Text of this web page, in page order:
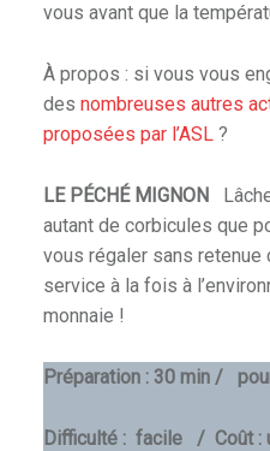
vous avant que la
À propos : si vous vous
des nombreuses autres
proposées par l’ASL?
LE PÉCHÉ MIGNON
autant de corbicules que
vous régaler sans retenue
service à la fois à
monnaie !
Préparation : 30 min /
Difficulté : facile / Coût :